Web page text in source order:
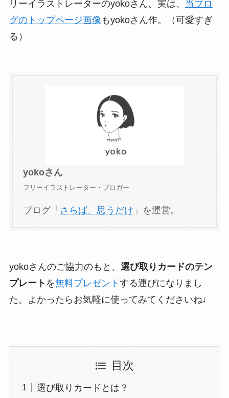
リーイラストレーターのyokoさん。実は、 当ブロ
グのトップページ画像 もyokoさん作。（可愛すぎ
る）
yokoさん
フリーイラストレーター・ブロガー
ブログ「 さらば、思うだけ 」を運営。
yokoさんのご協力のもと、 選び取りカードのテン
プレート を無料プレゼント する運びになりまし
た。よかったらお気軽に使ってみてくださいね♩
目次
選び取りカードとは？